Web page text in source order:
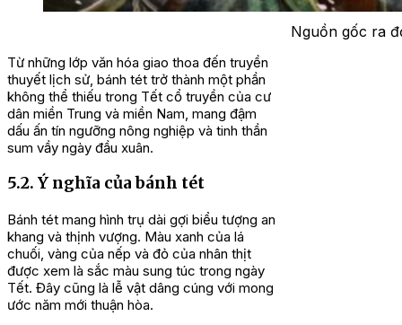
Nguồn gốc ra
Từ những lớp văn hóa giao thoa đến truyền
thuyết lịch sử, bánh tét trở thành một phần
không thể thiếu trong Tết cổ truyền của cư
dân miền Trung và miền Nam, mang đậm
dấu ấn tín ngưỡng nông nghiệp và tinh thần
sum vầy ngày đầu xuân.
5.2. Ý nghĩa của bánh tét
Bánh tét mang hình trụ dài gợi biểu tượng an
khang và thịnh vượng. Màu xanh của lá
chuối, vàng của nếp và đỏ của nhân thịt
được xem là sắc màu sung túc trong ngày
Tết. Đây cũng là lễ vật dâng cúng với mong
ước năm mới thuận hòa.